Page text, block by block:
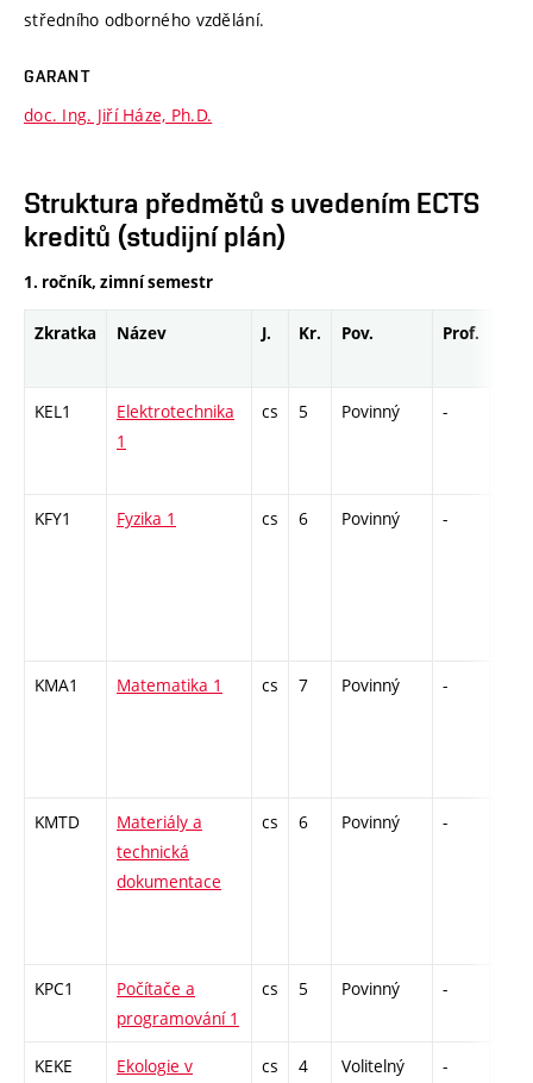
středního odborného vzdělání.
GARANT
doc. Ing. Jiří Háze, Ph.D.
Struktura předmětů s uvedením ECTS
kreditů (studijní plán)
1. ročník, zimní semestr
Zkratka Název J. Kr. Pov. Prof.
KEL1
Elektrotechnika
1
cs 5 Povinný -
KFY1 Fyzika 1 cs 6 Povinný -
KMA1 Matematika 1 cs 7 Povinný -
KMTD
Materiály a
technická
dokumentace
cs 6 Povinný -
KPC1
Počítače a
programování 1
cs 5 Povinný -
KEKE
Ekologie v
cs 4
Volitelný
-